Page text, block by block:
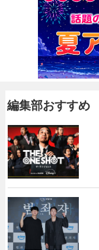
編集部おすすめ